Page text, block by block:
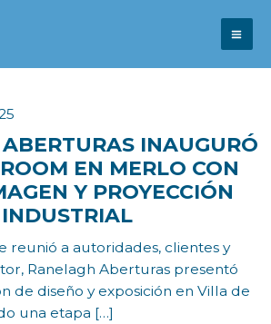
INAUGURÓ
EN MERLO CON
Y PROYECCIÓN
INDUSTRIAL
reunió a autoridades, clientes y
Ranelagh Aberturas presentó
de diseño y exposición en Villa de
una etapa […]